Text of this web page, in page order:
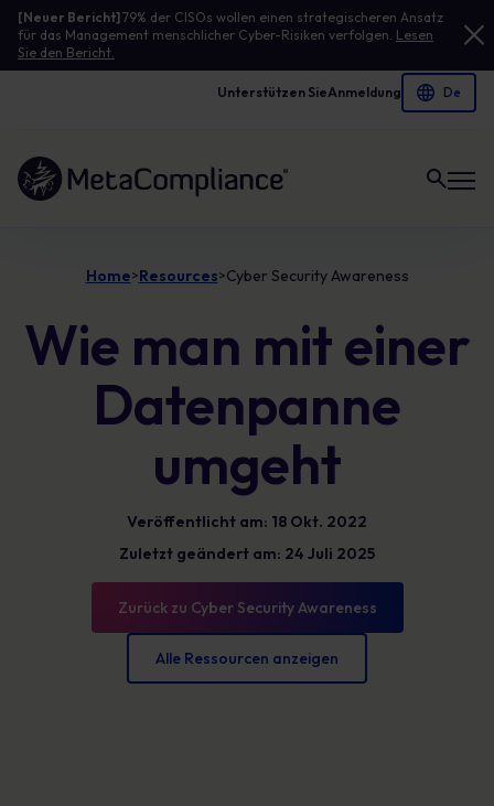
[Neuer Bericht]79% der CISOs wollen einen strategischeren Ansatz
für das Management menschlicher Cyber-Risiken verfolgen. Lesen
Sie den Bericht.
Unterstützen SieAnmeldung
Link zur Homepage
Home>Resources>Cyber Security Awareness
Wie man mit einer
Datenpanne
umgeht
Veröffentlicht am: 18 Okt. 2022
Zuletzt geändert am: 24 Juli 2025
Zurück zu Cyber Security Awareness
Alle Ressourcen anzeigen